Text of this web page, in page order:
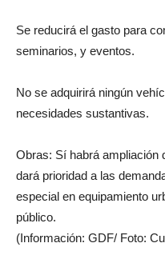
Se reducirá el gasto para
seminarios, y eventos.
No se adquirirá ningún
necesidades sustantivas.
Obras: Sí habrá ampliación
dará prioridad a las
especial en equipamiento
público.
(Información: GDF/ Foto: